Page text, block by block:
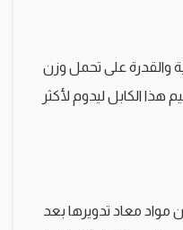
افتراضي يتجاوز 30000 ثنية والقدرة على تحمل وزن
هذا الكابل ليدوم لأكثر
مواد معاد تدويرها بعد